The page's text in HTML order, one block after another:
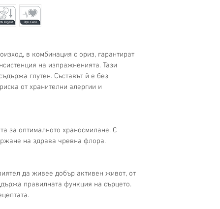
в комбинация с ориз, гарантират
на изпражненията. Тази
глутен. Съставът й е без
от хранителни алергии и
за оптималното храносмилане. С
на здрава чревна флора.
да живее добър активен живот, от
правилната функция на сърцето.